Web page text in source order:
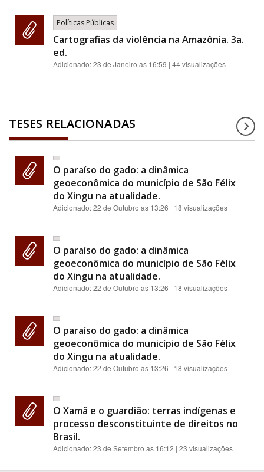
Políticas Públicas
Cartografias da violência na Amazônia. 3a.
ed.
Adicionado:23 de Janeiro as 16:59 | 44 visualizações
TESES RELACIONADAS
O paraíso do gado: a dinâmica
geoeconômica do município de São Félix
do Xingu na atualidade.
Adicionado:22 de Outubro as 13:26 | 18 visualizações
O paraíso do gado: a dinâmica
geoeconômica do município de São Félix
do Xingu na atualidade.
Adicionado:22 de Outubro as 13:26 | 18 visualizações
O paraíso do gado: a dinâmica
geoeconômica do município de São Félix
do Xingu na atualidade.
Adicionado:22 de Outubro as 13:26 | 18 visualizações
O Xamã e o guardião: terras indígenas e
processo desconstituinte de direitos no
Brasil.
Adicionado:23 de Setembro as 16:12 | 23 visualizações